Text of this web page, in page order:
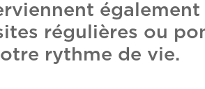
régulières ou
rythme de vie.